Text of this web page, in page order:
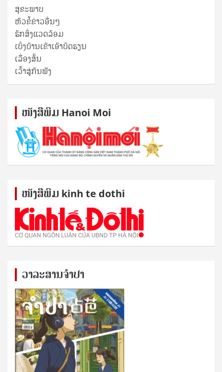
ສຸ​ຂະ​ພາບ
ຫົວຂໍ້ຂ່າວອື່ນໆ
ຮັກສິ່ງແວດລ້ອມ
ເບິ່ງບ້ານເຂົາເອົາບົດຮຽນ
ເລື່ອງສັ້ນ
ເວົ້າສູ່ກັນຟັງ
ໜັງ​ສື​ພິມ Hanoi Moi
ໜັງ​ສື​ພິມ kinh te dothi
ວາລະສານຈຳປາ